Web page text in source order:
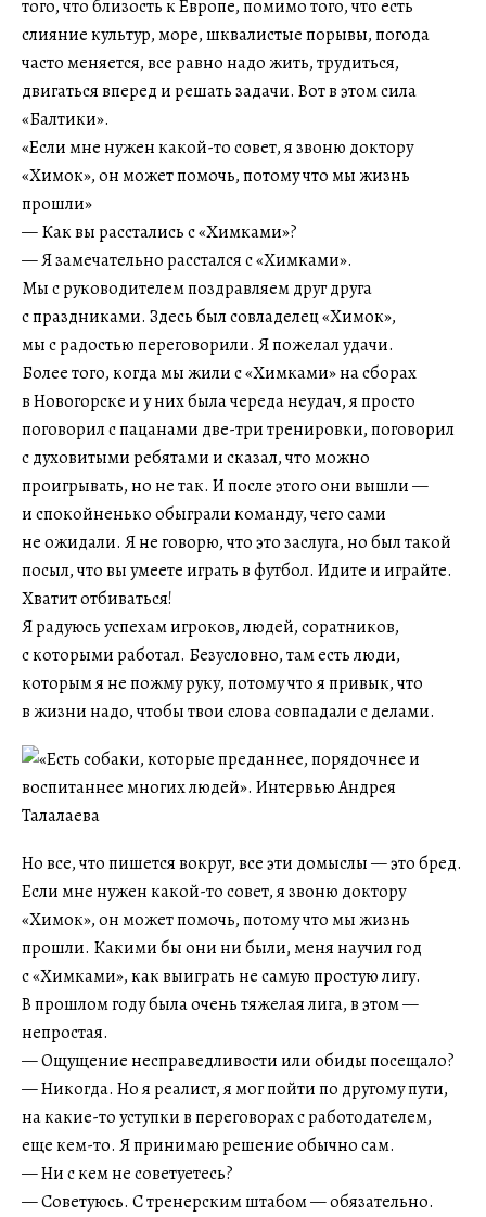
того, что близость к Европе, помимо того, что есть
слияние культур, море, шквалистые порывы, погода
часто меняется, все равно надо жить, трудиться,
двигаться вперед и решать задачи. Вот в этом сила
«Балтики».
«Если мне нужен какой-то совет, я звоню доктору
«Химок», он может помочь, потому что мы жизнь
прошли»
— Как вы расстались с «Химками»?
— Я замечательно расстался с «Химками».
Мы с руководителем поздравляем друг друга
с праздниками. Здесь был совладелец «Химок»,
мы с радостью переговорили. Я пожелал удачи.
Более того, когда мы жили с «Химками» на сборах
в Новогорске и у них была череда неудач, я просто
поговорил с пацанами две-три тренировки, поговорил
с духовитыми ребятами и сказал, что можно
проигрывать, но не так. И после этого они вышли —
и спокойненько обыграли команду, чего сами
не ожидали. Я не говорю, что это заслуга, но был такой
посыл, что вы умеете играть в футбол. Идите и играйте.
Хватит отбиваться!
Я радуюсь успехам игроков, людей, соратников,
с которыми работал. Безусловно, там есть люди,
которым я не пожму руку, потому что я привык, что
в жизни надо, чтобы твои слова совпадали с делами.
Но все, что пишется вокруг, все эти домыслы — это бред.
Если мне нужен какой-то совет, я звоню доктору
«Химок», он может помочь, потому что мы жизнь
прошли. Какими бы они ни были, меня научил год
с «Химками», как выиграть не самую простую лигу.
В прошлом году была очень тяжелая лига, в этом —
непростая.
— Ощущение несправедливости или обиды посещало?
— Никогда. Но я реалист, я мог пойти по другому пути,
на какие-то уступки в переговорах с работодателем,
еще кем-то. Я принимаю решение обычно сам.
— Ни с кем не советуетесь?
— Советуюсь. С тренерским штабом — обязательно.